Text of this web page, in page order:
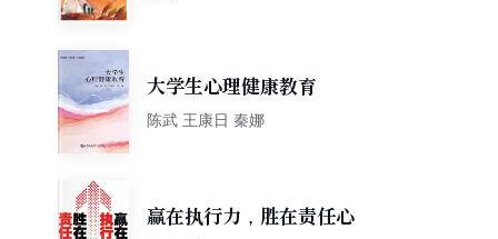
大学生心理健康教育
陈武 王康日 秦娜
赢在执行力，胜在责任心